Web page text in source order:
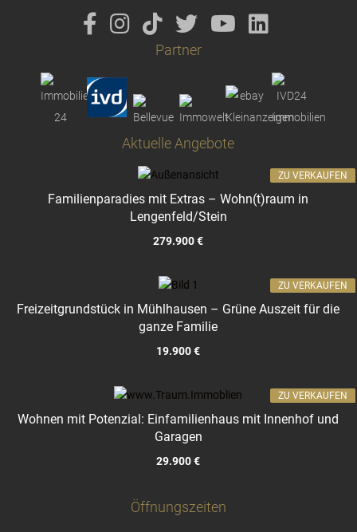
Partner
Aktuelle Angebote
Familienparadies mit Extras – Wohn(t)raum in
Lengenfeld/Stein
279.900 €
ZU VERKAUFEN
Freizeitgrundstück in Mühlhausen – Grüne Auszeit für die
ganze Familie
19.900 €
ZU VERKAUFEN
Wohnen mit Potenzial: Einfamilienhaus mit Innenhof und
Garagen
29.900 €
ZU VERKAUFEN
Öffnungszeiten